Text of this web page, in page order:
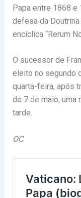
Papa entre 1868 e
defesa da
encíclica “Rerum
O sucessor de
eleito no segundo
quarta-feira, após
de 7 de maio, uma
tarde.
OC